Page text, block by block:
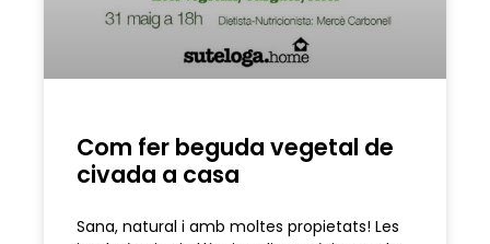
Com fer beguda vegetal de
civada a casa
Sana, natural i amb moltes propietats! Les